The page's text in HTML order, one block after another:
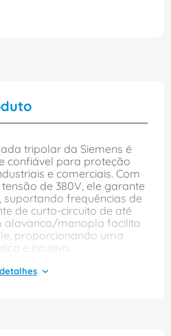
tripolar da Siemens é
confiável para proteção
e comerciais. Com
de 380V, ele garante
suportando frequências de
de curto-circuito de até
alavanca/manopla facilita
proporcionando uma
e intuitiva.
3VA20108HL360AA0